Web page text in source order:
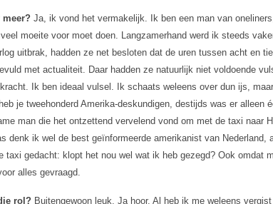
meer? Ja, ik vond het vermakelijk. Ik ben een man van
moeite voor moet doen. Langzamerhand werd ik steeds
uitbrak, hadden ze net besloten dat de uren tussen acht en
met actualiteit. Daar hadden ze natuurlijk niet voldoende
Ik ben ideaal vulsel. Ik schaats weleens over dun ijs,
je tweehonderd Amerika-deskundigen, destijds was er alleen
man die het ontzettend vervelend vond om met de taxi naar
denk ik wel de best geïnformeerde amerikanist van Nederland,
taxi gedacht: klopt het nou wel wat ik heb gezegd? Ook omdat
alles gevraagd.
rol? Buitengewoon leuk. Ja hoor. Al heb ik me weleens